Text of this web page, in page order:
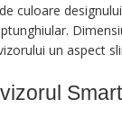
culoare
un aspect